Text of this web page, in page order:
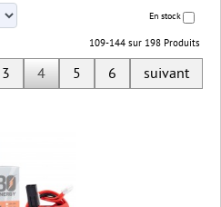
En stock
109-144 sur 198 Produits
3 4 5 6 suivant